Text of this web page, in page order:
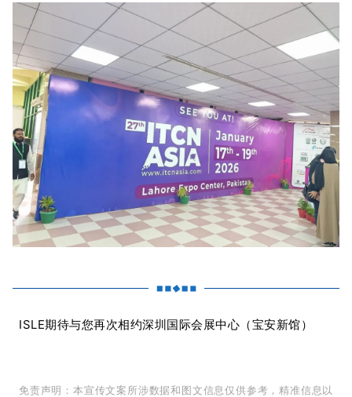
ISLE期待与您再次相约深圳国际会展中心（宝安新馆）
免责声明：本宣传文案所涉数据和图文信息仅供参考，精准信息以